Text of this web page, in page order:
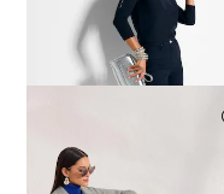
MADELEINE
Jeans mit feinem Fransensaum
109,95 €
+20 Farben
MADELEINE
Jeans mit feinem Fransensaum